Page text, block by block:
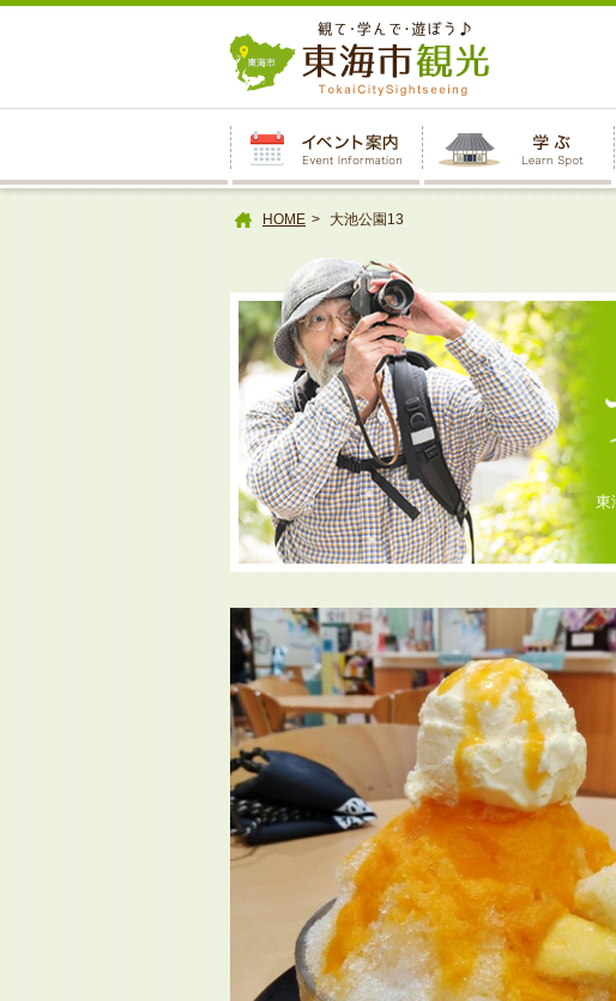
文
へ
HOME 大池公園13
東